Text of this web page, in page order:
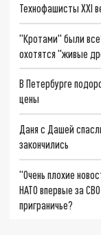
Технофашисты XXI
"Кротами" были
охотятся "живые
В Петербурге
цены
Даня с Дашей
закончились
"Очень плохие
НАТО впервые за
приграничье?